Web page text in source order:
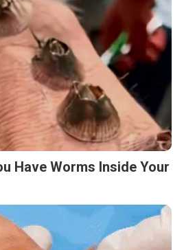
Have Worms Inside Your